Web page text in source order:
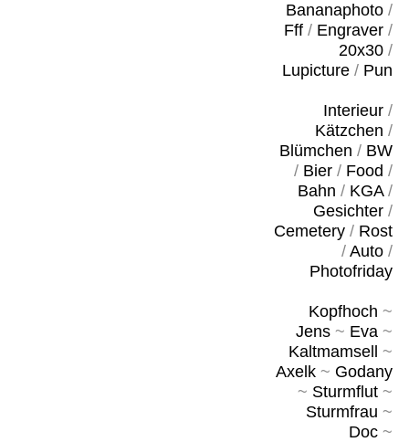
Bananaphoto/
Fff/ Engraver/
20x30/
Lupicture/ Pun
Interieur/
Kätzchen /
Blümchen / BW
/ Bier/ Food /
Bahn / KGA/
Gesichter/
Cemetery/ Rost
/ Auto/
Photofriday
Kopfhoch ~
Jens~ Eva~
Kaltmamsell
~
Axelk~ Godany
~ Sturmflut~
Sturmfrau ~
Doc~